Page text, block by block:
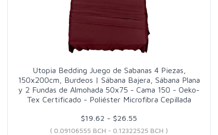
Utopia Bedding Juego de Sabanas 4 Piezas,
150x200cm, Burdeos | Sábana Bajera, Sábana Plana
y 2 Fundas de Almohada 50x75 - Cama 150 - Oeko-
Tex Certificado - Poliéster Microfibra Cepillada
$19.62 - $26.55
( 0.09106555 BCH - 0.12322525 BCH )